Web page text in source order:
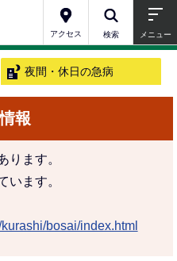
アクセス 検索 メニュー
夜間・休日の急病
報
ります。
います。
bosai/index.html